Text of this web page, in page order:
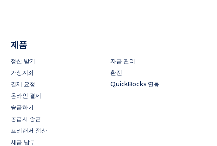
제품
정산 받기
가상계좌
결제 요청
온라인 결제
송금하기
공급사 송금
프리랜서 정산
세금 납부
자금 관리
환전
QuickBooks 연동